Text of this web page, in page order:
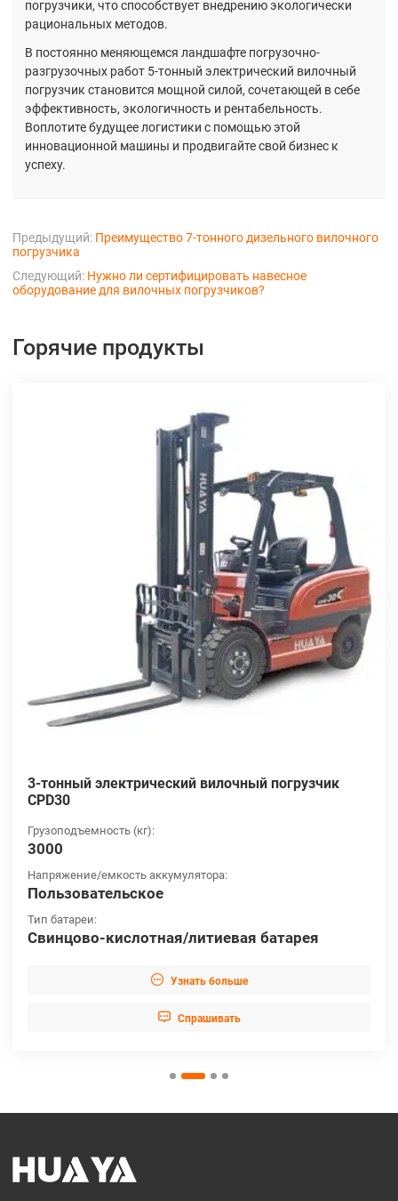
погрузчики, что способствует внедрению экологически
рациональных методов.
В постоянно меняющемся ландшафте погрузочно-
разгрузочных работ 5-тонный электрический вилочный
погрузчик становится мощной силой, сочетающей в себе
эффективность, экологичность и рентабельность.
Воплотите будущее логистики с помощью этой
инновационной машины и продвигайте свой бизнес к
успеху.
Предыдущий: Преимущество 7-тонного дизельного вилочного
погрузчика
Следующий: Нужно ли сертифицировать навесное
оборудование для вилочных погрузчиков?
Горячие продукты
3-тонный электрический вилочный погрузчик
CPD30
Грузоподъемность (кг):
3000
Напряжение/емкость аккумулятора:
Пользовательское
Тип батареи:
Свинцово-кислотная/литиевая батарея
 Узнать больше
 Cпрашивать